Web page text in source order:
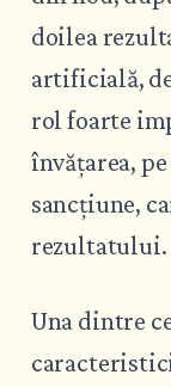
doilea
artificială,
rol foarte
învățarea,
sancțiune,
rezultatului.
Una dintre